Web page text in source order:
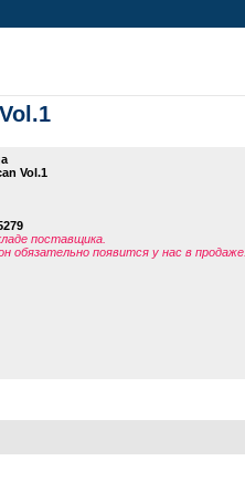
Vol.1
поставщика.
обязательно появится у нас в продаже.